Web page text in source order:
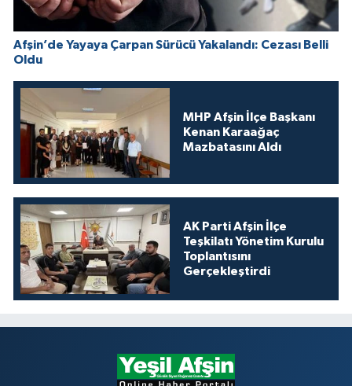
Afşin’de Yayaya Çarpan Sürücü Yakalandı: Cezası Belli
Oldu
MHP Afşin İlçe Başkanı
Kenan Karaağaç
Mazbatasını Aldı
AK Parti Afşin İlçe
Teşkilatı Yönetim Kurulu
Toplantısını
Gerçekleştirdi